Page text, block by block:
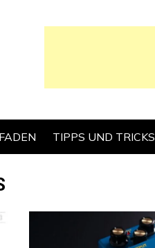
TIPPS UND TRICKS